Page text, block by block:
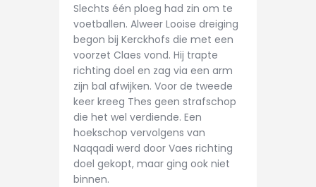
Slechts één ploeg had zin om te
voetballen. Alweer Looise dreiging
begon bij Kerckhofs die met een
voorzet Claes vond. Hij trapte
richting doel en zag via een arm
zijn bal afwijken. Voor de tweede
keer kreeg Thes geen strafschop
die het wel verdiende. Een
hoekschop vervolgens van
Naqqadi werd door Vaes richting
doel gekopt, maar ging ook niet
binnen.